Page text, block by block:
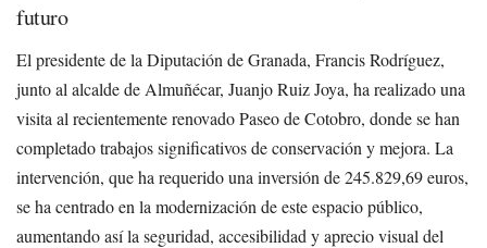
futuro
El presidente de la Diputación de Granada, Francis Rodríguez,
junto al alcalde de Almuñécar, Juanjo Ruiz Joya, ha realizado una
visita al recientemente renovado Paseo de Cotobro, donde se han
completado trabajos significativos de conservación y mejora. La
intervención, que ha requerido una inversión de 245.829,69 euros,
se ha centrado en la modernización de este espacio público,
aumentando así la seguridad, accesibilidad y aprecio visual del